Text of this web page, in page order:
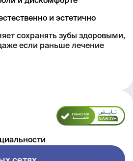
и эстетично
сохранять зубы здоровыми,
если раньше лечение